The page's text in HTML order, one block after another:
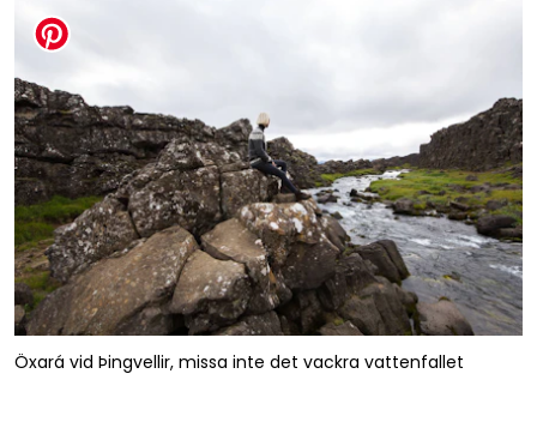
Öxará vid Þingvellir, missa inte det vackra vattenfallet